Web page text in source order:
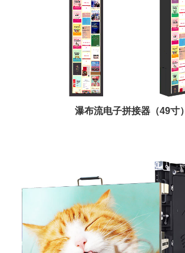
瀑布流电子拼接器（49寸）